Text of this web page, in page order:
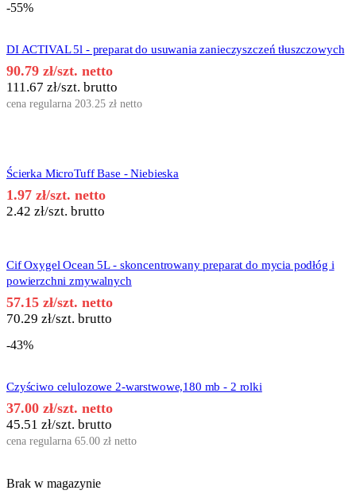
-55%
DI ACTIVAL 5l - preparat do usuwania zanieczyszczeń tłuszczowych
90.79 zł/szt. netto
111.67 zł/szt. brutto
cena regularna 203.25 zł netto
Ścierka MicroTuff Base - Niebieska
1.97 zł/szt. netto
2.42 zł/szt. brutto
Cif Oxygel Ocean 5L - skoncentrowany preparat do mycia podłóg i
powierzchni zmywalnych
57.15 zł/szt. netto
70.29 zł/szt. brutto
-43%
Czyściwo celulozowe 2-warstwowe,180 mb - 2 rolki
37.00 zł/szt. netto
45.51 zł/szt. brutto
cena regularna 65.00 zł netto
Brak w magazynie